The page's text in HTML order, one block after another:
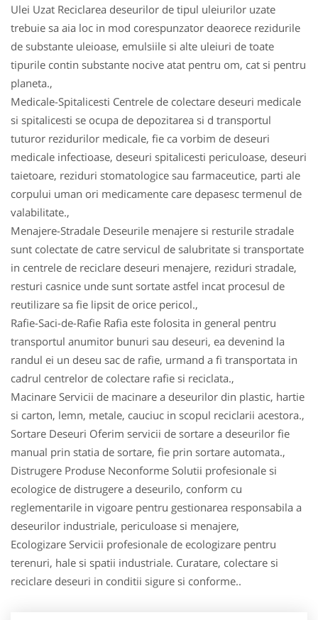
Ulei Uzat Reciclarea deseurilor de tipul uleiurilor uzate
trebuie sa aia loc in mod corespunzator deaorece rezidurile
de substante uleioase, emulsiile si alte uleiuri de toate
tipurile contin substante nocive atat pentru om, cat si pentru
planeta.,
Medicale-Spitalicesti Centrele de colectare deseuri medicale
si spitalicesti se ocupa de depozitarea si d transportul
tuturor rezidurilor medicale, fie ca vorbim de deseuri
medicale infectioase, deseuri spitalicesti periculoase, deseuri
taietoare, reziduri stomatologice sau farmaceutice, parti ale
corpului uman ori medicamente care depasesc termenul de
valabilitate.,
Menajere-Stradale Deseurile menajere si resturile stradale
sunt colectate de catre servicul de salubritate si transportate
in centrele de reciclare deseuri menajere, reziduri stradale,
resturi casnice unde sunt sortate astfel incat procesul de
reutilizare sa fie lipsit de orice pericol.,
Rafie-Saci-de-Rafie Rafia este folosita in general pentru
transportul anumitor bunuri sau deseuri, ea devenind la
randul ei un deseu sac de rafie, urmand a fi transportata in
cadrul centrelor de colectare rafie si reciclata.,
Macinare Servicii de macinare a deseurilor din plastic, hartie
si carton, lemn, metale, cauciuc in scopul reciclarii acestora.,
Sortare Deseuri Oferim servicii de sortare a deseurilor fie
manual prin statia de sortare, fie prin sortare automata.,
Distrugere Produse Neconforme Solutii profesionale si
ecologice de distrugere a deseurilo, conform cu
reglementarile in vigoare pentru gestionarea responsabila a
deseurilor industriale, periculoase si menajere,
Ecologizare Servicii profesionale de ecologizare pentru
terenuri, hale si spatii industriale. Curatare, colectare si
reciclare deseuri in conditii sigure si conforme..